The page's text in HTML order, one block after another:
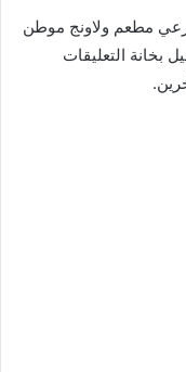
مطعم ولاونج موطن
بخانة التعليقات